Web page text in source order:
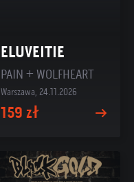
ELUVEITIE
PAIN + WOLFHEART
Warszawa, 24.11.2026
159 zł